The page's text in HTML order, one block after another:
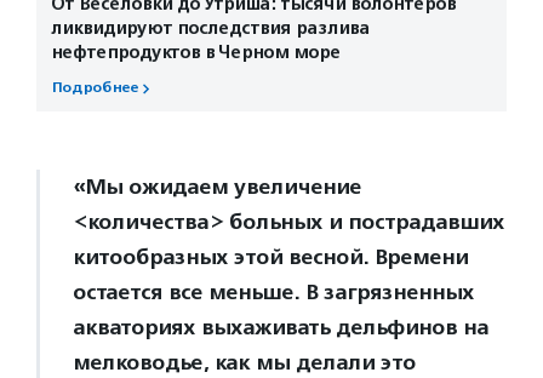
ликвидируют последствия разлива
нефтепродуктов в Черном море
Подробнее
«Мы ожидаем увеличение
<количества> больных и пострадавших
китообразных этой весной. Времени
остается все меньше. В загрязненных
акваториях выхаживать дельфинов на
мелководье, как мы делали это